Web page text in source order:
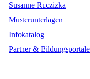
Susanne Ruczizka
Musterunterlagen
Infokatalog
Partner & Bildungsportale